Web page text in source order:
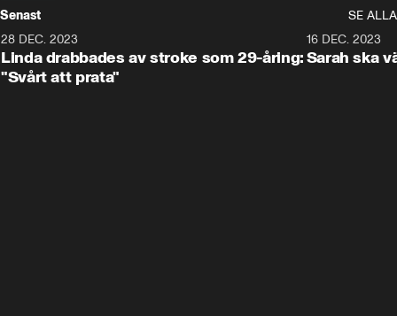
Senast
SE ALLA
28 DEC. 2023
Linda drabbades av stroke som 29-åring:
"Svårt att prata"
16 DEC. 2023
Sarah ska